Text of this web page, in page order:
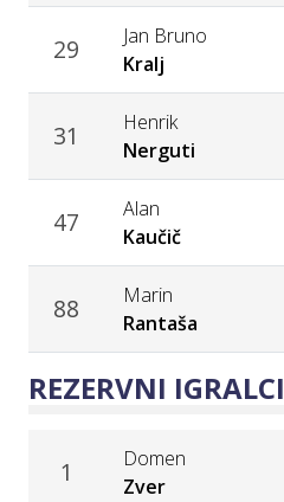
29
Jan Bruno
Kralj
31
Henrik
Nerguti
47
Alan
Kaučič
88
Marin
Rantaša
REZERVNI IGRALCI
1
Domen
Zver